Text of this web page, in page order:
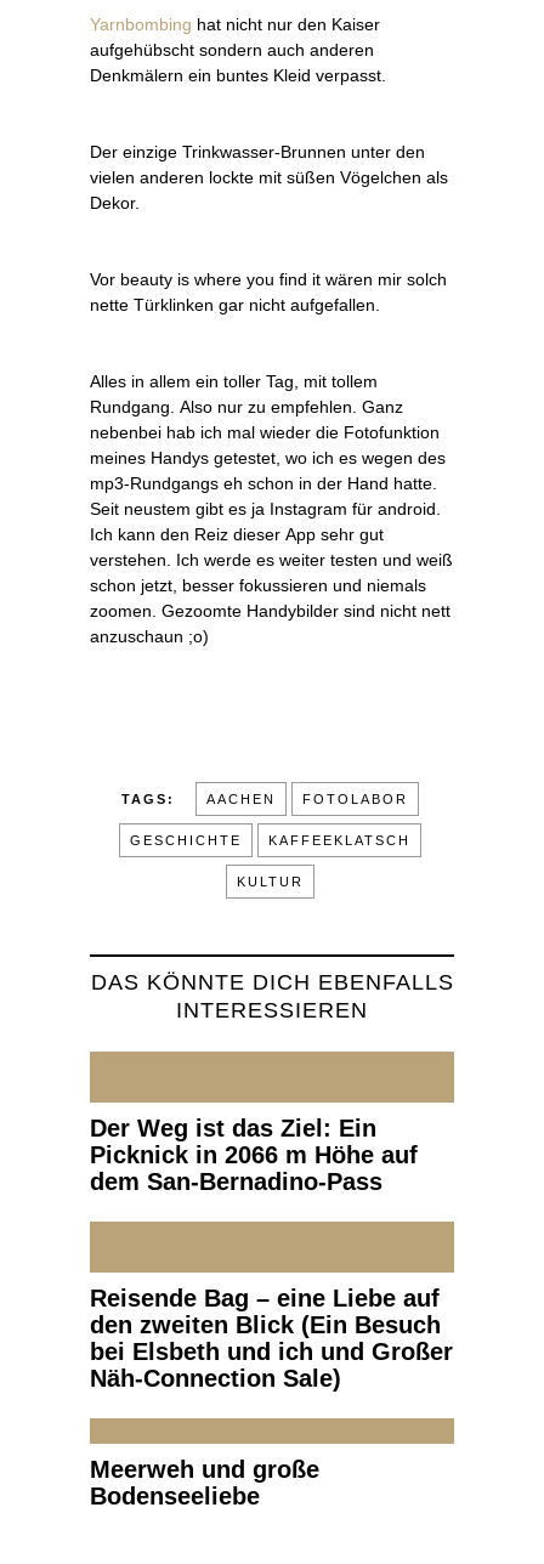
Yarnbombing hat nicht nur den Kaiser
aufgehübscht sondern auch anderen
Denkmälern ein buntes Kleid verpasst.
Der einzige Trinkwasser-Brunnen unter den
vielen anderen lockte mit süßen Vögelchen als
Dekor.
Vor beauty is where you find it wären mir solch
nette Türklinken gar nicht aufgefallen.
Alles in allem ein toller Tag, mit tollem
Rundgang. Also nur zu empfehlen. Ganz
nebenbei hab ich mal wieder die Fotofunktion
meines Handys getestet, wo ich es wegen des
mp3-Rundgangs eh schon in der Hand hatte.
Seit neustem gibt es ja Instagram für android.
Ich kann den Reiz dieser App sehr gut
verstehen. Ich werde es weiter testen und weiß
schon jetzt, besser fokussieren und niemals
zoomen. Gezoomte Handybilder sind nicht nett
anzuschaun ;o)
TAGS: AACHEN FOTOLABOR
GESCHICHTE KAFFEEKLATSCH
KULTUR
DAS KÖNNTE DICH EBENFALLS
INTERESSIEREN
Der Weg ist das Ziel: Ein
Picknick in 2066 m Höhe auf
dem San-Bernadino-Pass
Reisende Bag – eine Liebe auf
den zweiten Blick (Ein Besuch
bei Elsbeth und ich und Großer
Näh-Connection Sale)
Meerweh und große
Bodenseeliebe